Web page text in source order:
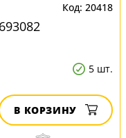
20418
5 шт.
В КОРЗИНУ